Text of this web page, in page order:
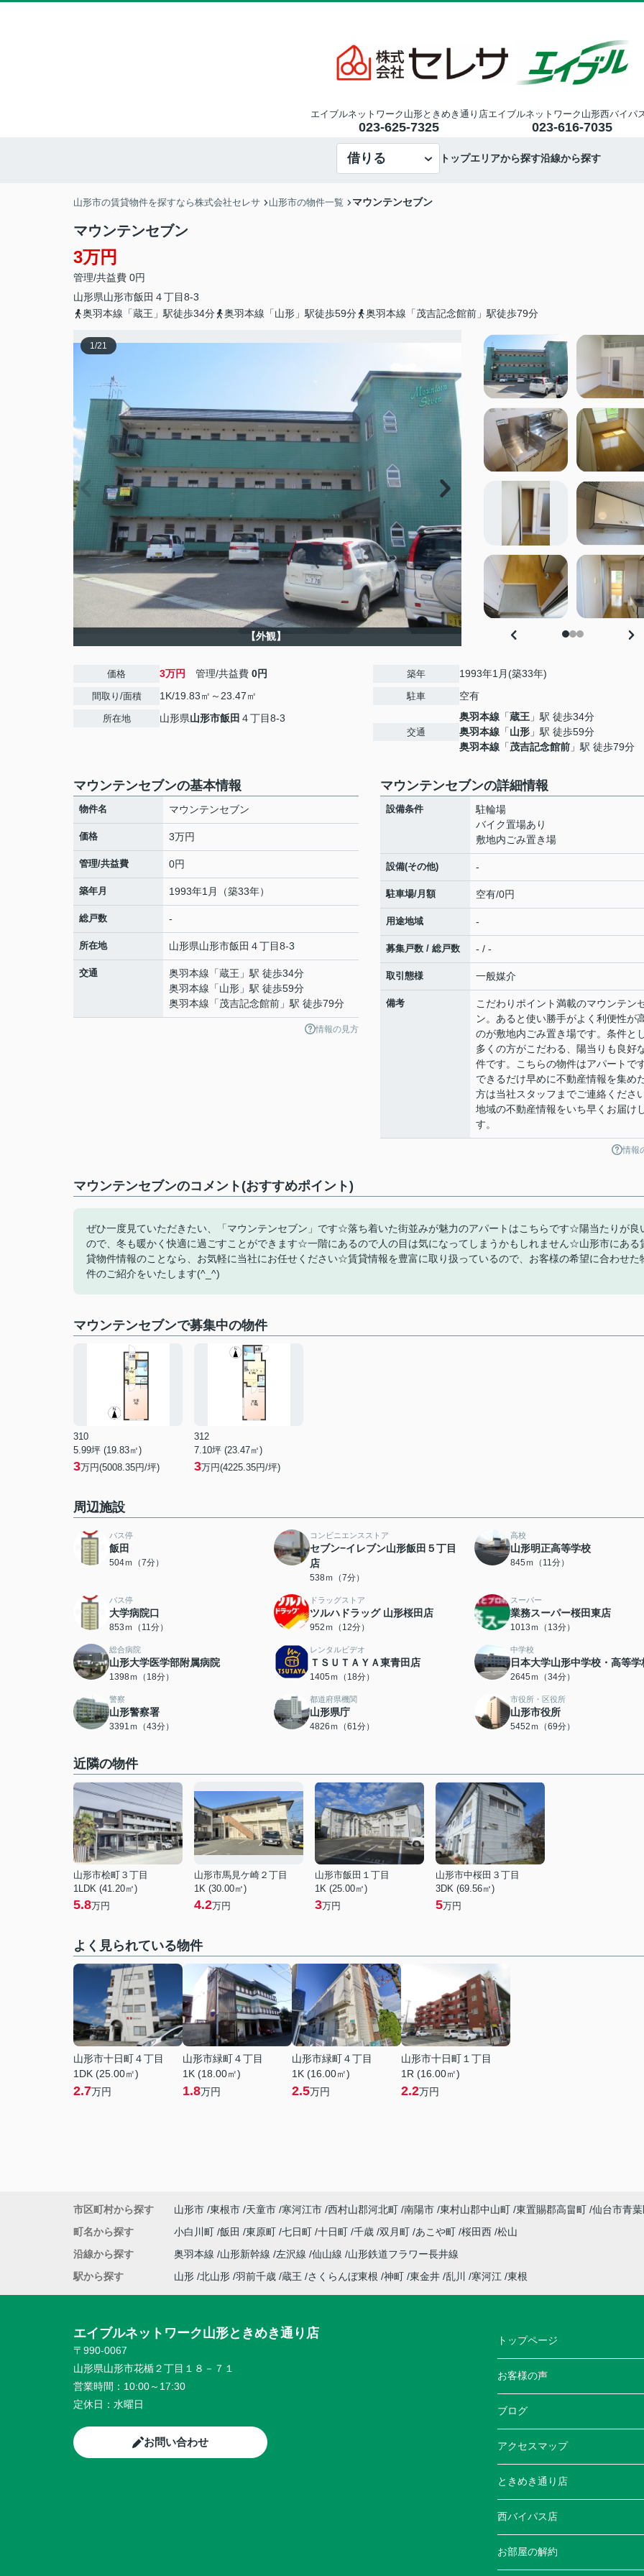
エイブルネットワーク山形ときめき通り店
023-625-7325
エイブルネットワーク山形西バイパ
023-616-7035
借りる トップエリアから探す沿線から探す
山形市の賃貸物件を探すなら株式会社セレサ 山形市の物件一覧 マウンテンセブン
マウンテンセブン
3万円
管理/共益費 0円
山形県山形市飯田 ４丁目8-3
奥羽本線「蔵王」駅徒歩34分
奥羽本線「山形」駅徒歩59分 奥羽本線「茂吉記念館前」駅徒歩79分
1/21
【外観】
価格 3万円 管理/共益費 0円
間取り/面積 1K/19.83㎡～23.47㎡
所在地 山形県山形市飯田 ４丁目8-3
築年 1993年1月(築33年)
駐車 空有
交通
奥羽本線 「蔵王 」駅 徒歩34分
奥羽本線 「山形 」駅 徒歩59分
奥羽本線 「茂吉記念館前 」駅 徒歩79分
マウンテンセブンの基本情報
物件名 マウンテンセブン
価格 3万円
管理/共益費 0円
築年月 1993年1月（築33年）
総戸数 -
所在地 山形県山形市飯田 ４丁目8-3
交通 奥羽本線 「蔵王 」駅 徒歩34分
奥羽本線 「山形 」駅 徒歩59分
奥羽本線 「茂吉記念館前 」駅 徒歩79分
情報の見方
マウンテンセブンの詳細情報
設備条件
駐輪場
バイク置場あり
敷地内ごみ置き場
設備(その他) -
駐車場/月額 空有/0円
用途地域 -
募集戸数 / 総戸数 - / -
取引態様 一般媒介
備考
こだわりポイント満載のマウンテン
ン。あると使い勝手がよく利便性が
のが敷地内ごみ置き場です。条件と
多くの方がこだわる、陽当りも良好
件です。こちらの物件はアパートで
できるだけ早めに不動産情報を集め
方は当社スタッフまでご連絡くださ
地域の不動産情報をいち早くお届け
す。
情報
マウンテンセブンのコメント(おすすめポイント)
ぜひ一度見ていただきたい、「マウンテンセブン」です☆落ち着いた街並みが魅力のアパートはこちらです☆陽当たりが良
ので、冬も暖かく快適に過ごすことができます☆一階にあるので人の目は気になってしまうかもしれません☆山形市にある
貸物件情報のことなら、お気軽に当社にお任せください☆賃貸情報を豊富に取り扱っているので、お客様の希望に合わせた
件のご紹介をいたします(^_^)
マウンテンセブンで募集中の物件
310
5.99坪 (19.83㎡)
3万円(5008.35円/坪)
312
7.10坪 (23.47㎡)
3万円(4225.35円/坪)
周辺施設
バス停
飯田
504ｍ（7分）
コンビニエンスストア
セブン−イレブン山形飯田５丁目
店
538ｍ（7分）
高校
山形明正高等学校
845ｍ（11分）
バス停
大学病院口
853ｍ（11分）
ドラッグストア
ツルハドラッグ 山形桜田店
952ｍ（12分）
スーパー
業務スーパー桜田東店
1013ｍ（13分）
総合病院
山形大学医学部附属病院
1398ｍ（18分）
レンタルビデオ
ＴＳＵＴＡＹＡ東青田店
1405ｍ（18分）
中学校
日本大学山形中学校・高等学
2645ｍ（34分）
警察
山形警察署
3391ｍ（43分）
都道府県機関
山形県庁
4826ｍ（61分）
市役所・区役所
山形市役所
5452ｍ（69分）
近隣の物件
山形市桧町３丁目
1LDK (41.20㎡)
5.8万円
山形市馬見ケ崎２丁目
1K (30.00㎡)
4.2万円
山形市飯田１丁目
1K (25.00㎡)
3万円
山形市中桜田３丁目
3DK (69.56㎡)
5万円
よく見られている物件
山形市十日町４丁目
1DK (25.00㎡)
2.7万円
山形市緑町４丁目
1K (18.00㎡)
1.8万円
山形市緑町４丁目
1K (16.00㎡)
2.5万円
山形市十日町１丁目
1R (16.00㎡)
2.2万円
市区町村から探す 山形市 東根市 天童市 寒河江市 西村山郡河北町 南陽市 東村山郡中山町 東置賜郡高畠町 仙台市青
町名から探す
小白川町 飯田 東原町 七日町 十日町 千歳 双月町 あこや町 桜田西 松山
沿線から探す
奥羽本線 山形新幹線 左沢線 仙山線
山形鉄道フラワー長井線
駅から探す
山形 北山形 羽前千歳 蔵王 さくらんぼ東根 神町 東金井 乱川 寒河江 東根
エイブルネットワーク山形ときめき通り店
〒990-0067
山形県山形市花楯２丁目１８－７１
営業時間： 10:00～17:30
定休日： 水曜日
お問い合わせ
トップページ
お客様の声
ブログ
アクセスマップ
ときめき通り店
西バイパス店
お部屋の解約